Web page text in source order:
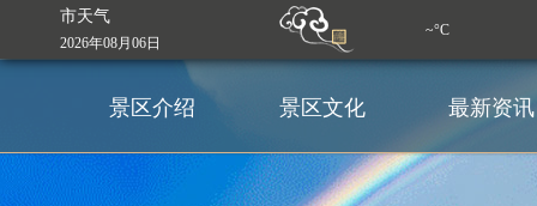
市天气
2026年08月06日
~°C
景区介绍 景区文化 最新资讯